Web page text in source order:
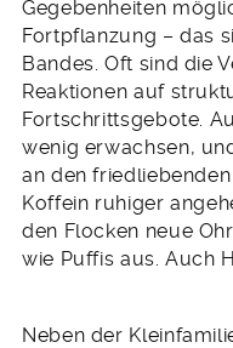
Gegebenheiten
Fortpflanzung – das
Bandes. Oft sind die
Reaktionen auf
Fortschrittsgebote.
wenig erwachsen,
an den
Koffein ruhiger
den Flocken neue
wie Puffis aus. Auch
Neben der